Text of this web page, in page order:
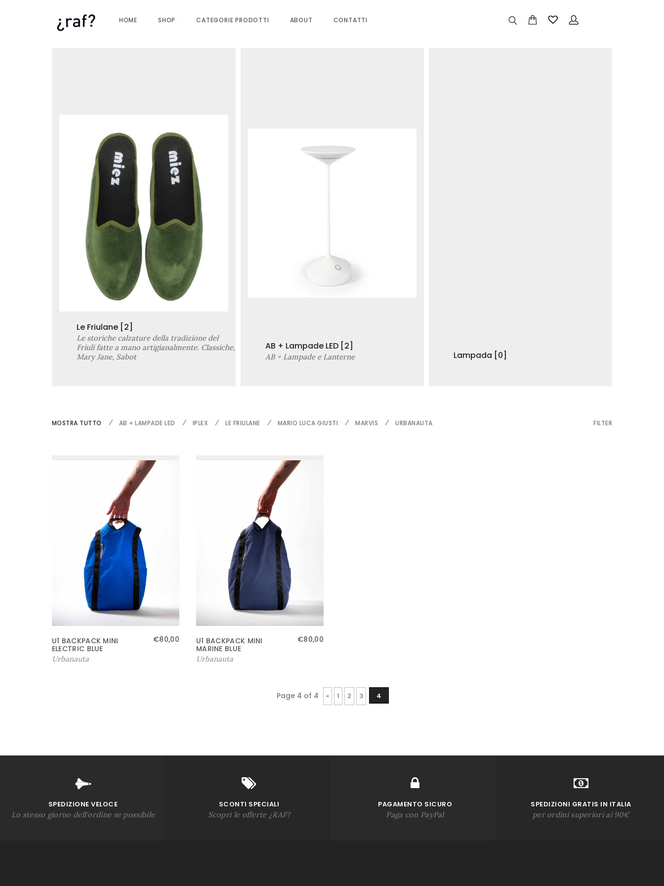
HOME SHOP CATEGORIE PRODOTTI ABOUT CONTATTI
Le Friulane [2]
Le storiche calzature della tradizione del
Friuli fatte a mano artigianalmente. Classiche,
Mary Jane, Sabot
AB + Lampade LED [2]
AB + Lampade e Lanterne Lampada [0]
MOSTRA TUTTO AB + LAMPADE LED IPLEX LE FRIULANE MARIO LUCA GIUSTI MARVIS URBANAUTA FILTER
U1 BACKPACK MINI
ELECTRIC BLUE
€80,00
Urbanauta
U1 BACKPACK MINI
MARINE BLUE
€80,00
Urbanauta
Page 4 of 4 « 1 2 3 4
SPEDIZIONE VELOCE
Lo stesso giorno dell'ordine se possibile
SCONTI SPECIALI
Scopri le offerte ¿RAF?
PAGAMENTO SICURO
Paga con PayPal
SPEDIZIONI GRATIS IN ITALIA
per ordini superiori ai 90€